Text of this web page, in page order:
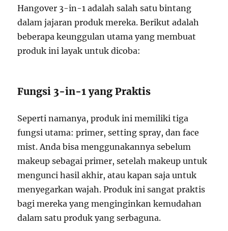
Hangover 3-in-1 adalah salah satu bintang
dalam jajaran produk mereka. Berikut adalah
beberapa keunggulan utama yang membuat
produk ini layak untuk dicoba:
Fungsi 3-in-1 yang Praktis
Seperti namanya, produk ini memiliki tiga
fungsi utama: primer, setting spray, dan face
mist. Anda bisa menggunakannya sebelum
makeup sebagai primer, setelah makeup untuk
mengunci hasil akhir, atau kapan saja untuk
menyegarkan wajah. Produk ini sangat praktis
bagi mereka yang menginginkan kemudahan
dalam satu produk yang serbaguna.